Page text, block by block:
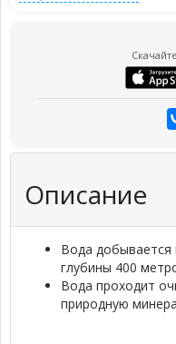
Описание
Вода добывается
глубины 400
Вода проходит
природную